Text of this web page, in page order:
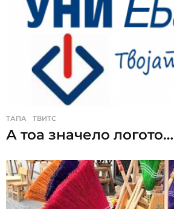
ТАПА ,ТВИТС
А тоа значело логото…